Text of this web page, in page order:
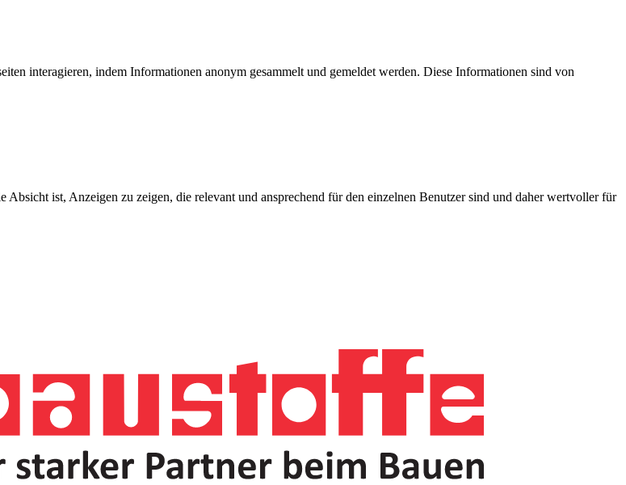
interagieren, indem Informationen anonym gesammelt und gemeldet werden. Diese Informationen sind von
ist, Anzeigen zu zeigen, die relevant und ansprechend für den einzelnen Benutzer sind und daher wertvoller für